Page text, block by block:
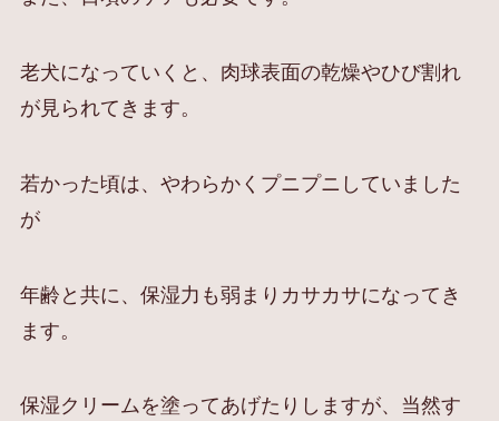
老犬になっていくと、肉球表面の乾燥やひび割れ
が見られてきます。
若かった頃は、やわらかくプニプニしていました
が
年齢と共に、保湿力も弱まりカサカサになってき
ます。
保湿クリームを塗ってあげたりしますが、当然す